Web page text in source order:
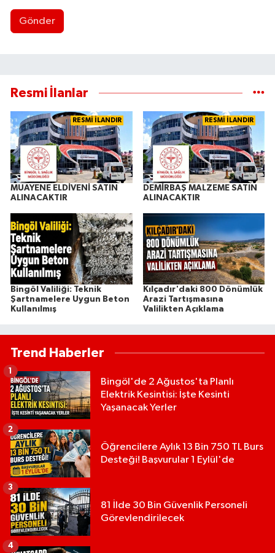
Gönder
Resmi İlanlar
RESMİ İLANDIR
MUAYENE ELDİVENİ SATIN
ALINACAKTIR
RESMİ İLANDIR
DEMİRBAŞ MALZEME SATIN
ALINACAKTIR
Bingöl Valiliği: Teknik
Şartnamelere Uygun Beton
Kullanılmış
Kılçadır'daki 800 Dönümlük
Arazi Tartışmasına
Valilikten Açıklama
Trend Haberler
Bingöl'de 2 Ağustos'ta Planlı
Elektrik Kesintisi: İşte Kesinti
Yaşanacak Yerler
1
Öğrencilere Aylık 13 Bin 750 TL Burs
Desteği! Başvurular 1 Eylül'de
2
81 İlde 30 Bin Güvenlik Personeli
Görevlendirilecek
3
4